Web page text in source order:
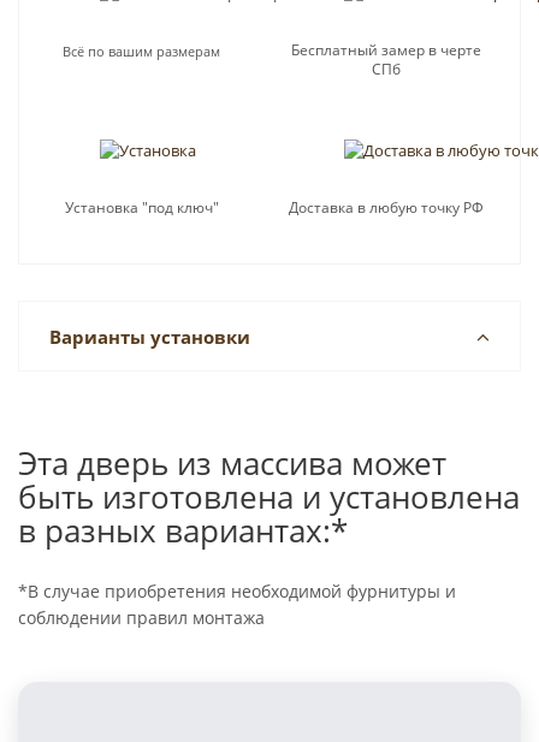
Всё по вашим размерам
Бесплатный замер в черте
СПб
Установка "под ключ" Доставка в любую точку РФ
Варианты установки
Эта дверь из массива может
быть изготовлена и установлена
в разных вариантах:*
*В случае приобретения необходимой фурнитуры и
соблюдении правил монтажа